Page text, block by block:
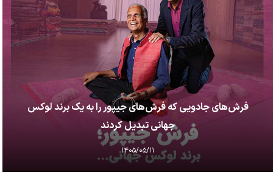
فرش‌های جادویی که فرش‌های جیپور را به یک برند لوکس
جهانی تبدیل کردند
۱۴۰۵/۰۵/۱۱